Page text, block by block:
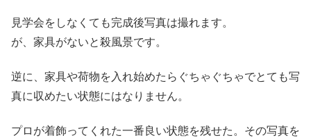
見学会をしなくても完成後写真は撮れます。
が、家具がないと殺風景です。
逆に、家具や荷物を入れ始めたらぐちゃぐちゃでとても写
真に収めたい状態にはなりません。
プロが着飾ってくれた一番良い状態を残せた。その写真を